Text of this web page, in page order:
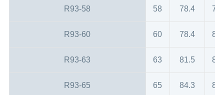
R93-58 58 78.4 78
R93-60 60 78.4 80
R93-63 63 81.5 83
R93-65 65 84.3 85